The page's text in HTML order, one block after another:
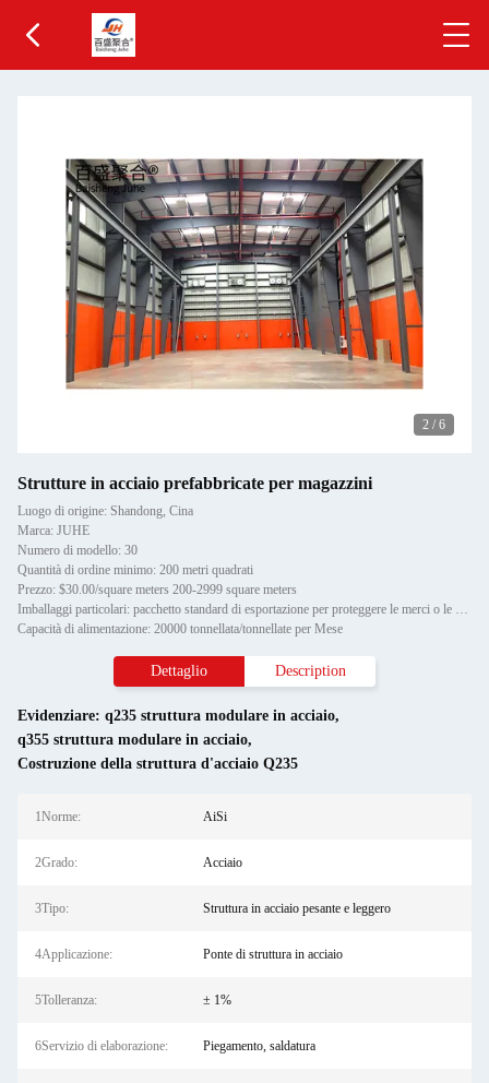
2 / 6
Strutture in acciaio prefabbricate per magazzini
Luogo di origine: Shandong, Cina
Marca: JUHE
Numero di modello: 30
Quantità di ordine minimo: 200 metri quadrati
Prezzo: $30.00/square meters 200-2999 square meters
Imballaggi particolari: pacchetto standard di esportazione per proteggere le merci o le esigenze del cliente
Capacità di alimentazione: 20000 tonnellata/tonnellate per Mese
Dettaglio Description
Evidenziare: q235 struttura modulare in acciaio,
q355 struttura modulare in acciaio,
Costruzione della struttura d'acciaio Q235
1Norme: AiSi
2Grado: Acciaio
3Tipo: Struttura in acciaio pesante e leggero
4Applicazione: Ponte di struttura in acciaio
5Tolleranza: ± 1%
6Servizio di elaborazione: Piegamento, saldatura